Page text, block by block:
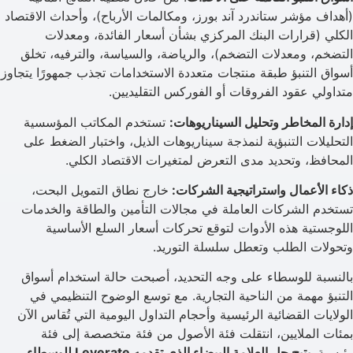
(أهداف مؤشر ستاندرد آند بورز، ومكالمات الأرباح)، وأحداث الاقتصاد
الكلي (قرارات البنك المركزي بشأن أسعار الفائدة، ومعدلات
التضخم، ومعدلات التضخم)، والرياضة، والسياسة، والترفيه، تخلق
أسواق التنبؤ طبقة منتجات متعددة الاستخدامات تجذب جمهورًا يتجاوز
متداولي عقود الفروقات أو الفوركس التقليديين.
إدارة المخاطر وتحليل السيناريوهات: تستخدم المكاتب المؤسسية
التحليلات التنبؤية لنمذجة سيناريوهات الذيل، واختبار الضغط على
المحافظ، وتحديد مدى التعرض لمتغيرات الاقتصاد الكلي.
ذكاء الأعمال واستراتيجية الشركات: خارج نطاق التمويل البحت،
تستخدم الشركات العاملة في مجالات التأمين والطاقة والخدمات
اللوجستية هذه الأدوات لتوقع تحركات أسعار السلع الأساسية
وتحولات الطلب وتعطل سلسلة التوريد.
بالنسبة للوسطاء على وجه التحديد، أصبحت حالة استخدام أسواق
التنبؤ مهمة من الناحية التجارية. مع توسع الوضوح التنظيمي في
الولايات القضائية الرئيسية وأحجام التداول اليومية التي تُقاس الآن
بمئات الملايين، انتقلت فئة الأصول من فئة متخصصة إلى فئة